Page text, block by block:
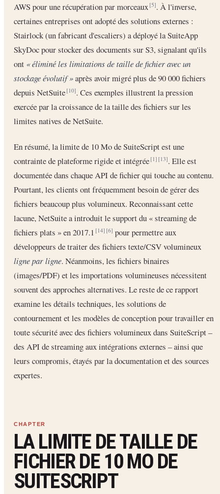
AWS pour une récupération par morceaux[5]. À l'inverse,
certaines entreprises ont adopté des solutions externes :
Stairlock (un fabricant d'escaliers) a déployé la SuiteApp
SkyDoc pour stocker des documents sur S3, signalant qu'ils
ont « éliminé les limitations de taille de fichier avec un
stockage évolutif »après avoir migré plus de 90 000 fichiers
depuis NetSuite[10]. Ces exemples illustrent la pression
exercée par la croissance de la taille des fichiers sur les
limites natives de NetSuite.
En résumé, la limite de 10 Mo de SuiteScript est une
contrainte de plateforme rigide et intégrée[1] [13]. Elle est
documentée dans chaque API de fichier qui touche au contenu.
Pourtant, les clients ont fréquemment besoin de gérer des
fichiers beaucoup plus volumineux. Reconnaissant cette
lacune, NetSuite a introduit le support du « streaming de
fichiers plats » en 2017.1[14] [6] pour permettre aux
développeurs de traiter des fichiers texte/CSV volumineux
ligne par ligne. Néanmoins, les fichiers binaires
(images/PDF) et les importations volumineuses nécessitent
souvent des approches alternatives. Le reste de ce rapport
examine les détails techniques, les solutions de
contournement et les modèles de conception pour travailler en
toute sécurité avec des fichiers volumineux dans SuiteScript –
des API de streaming aux intégrations externes – ainsi que
leurs compromis, étayés par la documentation et des sources
expertes.
LA LIMITE DE TAILLE DE
FICHIER DE 10 MO DE
SUITESCRIPT